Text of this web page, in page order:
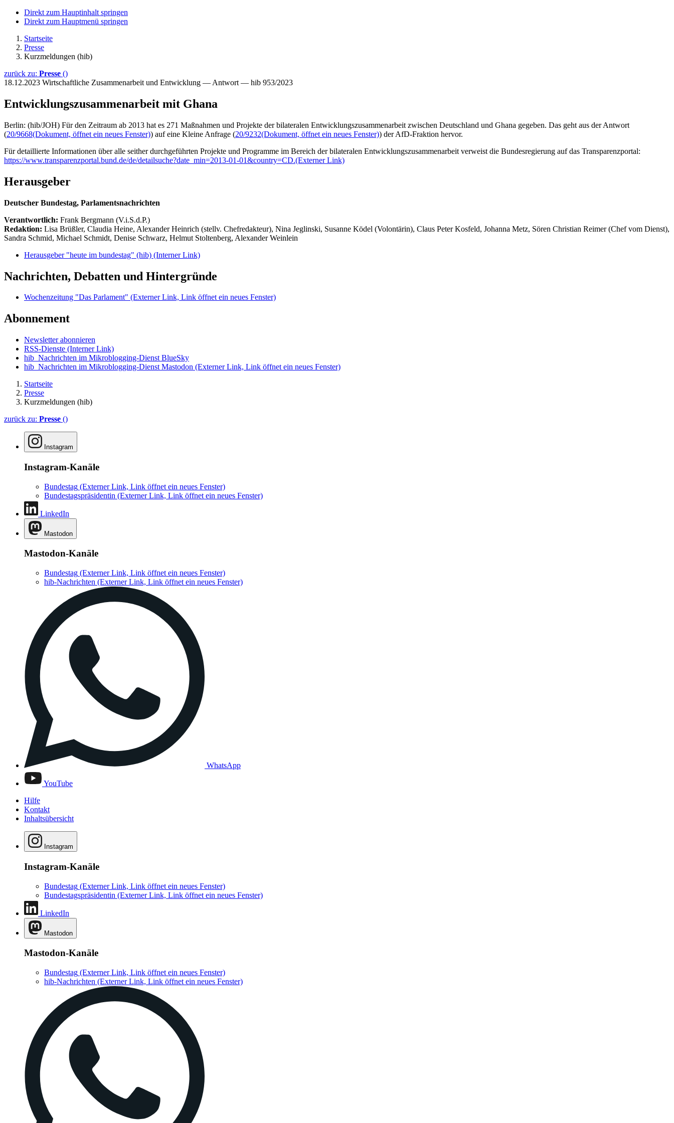
Direkt zum Hauptinhalt springen
Direkt zum Hauptmenü springen
Startseite
Presse
Kurzmeldungen (hib)
zurück zu: Presse ()
18.12.2023 Wirtschaftliche Zusammenarbeit und Entwicklung — Antwort — hib 953/2023
Entwicklungszusammenarbeit mit Ghana
Berlin: (hib/JOH) Für den Zeitraum ab 2013 hat es 271 Maßnahmen und Projekte der bilateralen Entwicklungszusammenarbeit zwischen Deutschland und Ghana gegeben. Das geht aus der Antwort
(20/9668(Dokument, öffnet ein neues Fenster)) auf eine Kleine Anfrage (20/9232(Dokument, öffnet ein neues Fenster)) der AfD-Fraktion hervor.
Für detaillierte Informationen über alle seither durchgeführten Projekte und Programme im Bereich der bilateralen Entwicklungszusammenarbeit verweist die Bundesregierung auf das Transparenzportal:
https://www.transparenzportal.bund.de/de/detailsuche?date_min=2013-01-01&country=CD.(Externer Link)
Herausgeber
Deutscher Bundestag, Parlamentsnachrichten
Verantwortlich: Frank Bergmann (V.i.S.d.P.)
Redaktion: Lisa Brüßler, Claudia Heine, Alexander Heinrich (stellv. Chefredakteur), Nina Jeglinski, Susanne Ködel (Volontärin), Claus Peter Kosfeld, Johanna Metz, Sören Christian Reimer (Chef vom Dienst),
Sandra Schmid, Michael Schmidt, Denise Schwarz, Helmut Stoltenberg, Alexander Weinlein
Herausgeber "heute im bundestag" (hib) (Interner Link)
Nachrichten, Debatten und Hintergründe
Wochenzeitung "Das Parlament" (Externer Link, Link öffnet ein neues Fenster)
Abonnement
Newsletter abonnieren
RSS-Dienste (Interner Link)
hib_Nachrichten im Mikroblogging-Dienst BlueSky
hib_Nachrichten im Mikroblogging-Dienst Mastodon (Externer Link, Link öffnet ein neues Fenster)
Startseite
Presse
Kurzmeldungen (hib)
zurück zu: Presse ()
Instagram
Instagram-Kanäle
Bundestag (Externer Link, Link öffnet ein neues Fenster)
Bundestagspräsidentin (Externer Link, Link öffnet ein neues Fenster)
LinkedIn
Mastodon
Mastodon-Kanäle
Bundestag (Externer Link, Link öffnet ein neues Fenster)
hib-Nachrichten (Externer Link, Link öffnet ein neues Fenster)
WhatsApp
YouTube
Hilfe
Kontakt
Inhaltsübersicht
Instagram
Instagram-Kanäle
Bundestag (Externer Link, Link öffnet ein neues Fenster)
Bundestagspräsidentin (Externer Link, Link öffnet ein neues Fenster)
LinkedIn
Mastodon
Mastodon-Kanäle
Bundestag (Externer Link, Link öffnet ein neues Fenster)
hib-Nachrichten (Externer Link, Link öffnet ein neues Fenster)